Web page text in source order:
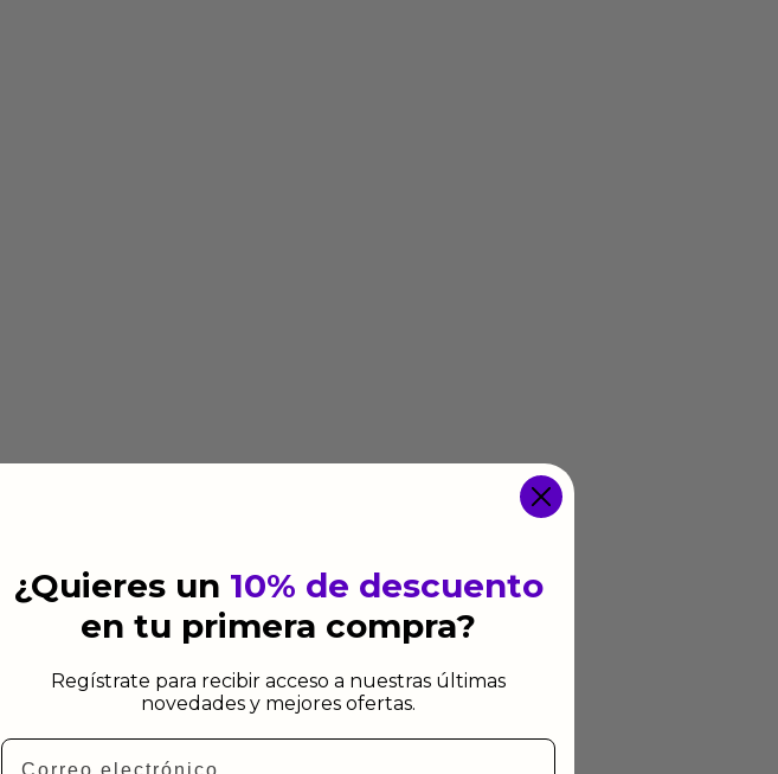
¿Quieres un 10% de descuento
en tu primera compra?
Regístrate para recibir acceso a nuestras últimas
novedades y mejores ofertas.
Email